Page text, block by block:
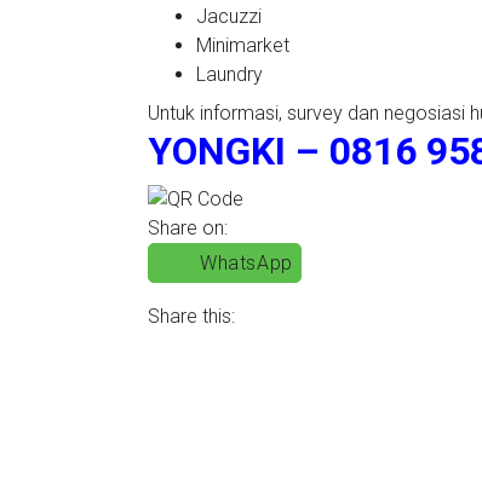
Jacuzzi
Minimarket
Laundry
Untuk informasi, survey dan negosiasi
YONGKI – 0816
Share on:
WhatsApp
Share this: